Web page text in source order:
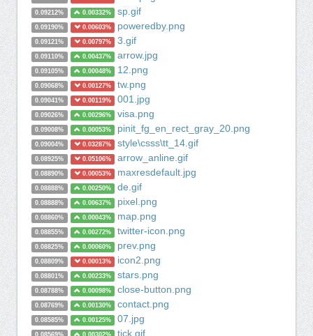
0.09212% 0.00332% sp.gif
0.09190% 0.00603% poweredby.png
0.09121% 0.00797% 3.gif
0.09110% 0.00437% arrow.jpg
0.09105% 0.00048% 12.png
0.09068% 0.00127% tw.png
0.09041% 0.00119% 001.jpg
0.09026% 0.00296% visa.png
0.09008% 0.00053% pinit_fg_en_rect_gray_20.png
0.09004% 0.03287% style\csss\tt_14.gif
0.08925% 0.05106% arrow_anline.gif
0.08890% 0.00053% maxresdefault.jpg
0.08888% 0.00250% de.gif
0.08888% 0.00637% pixel.png
0.08860% 0.00043% map.png
0.08855% 0.00272% twitter-icon.png
0.08825% 0.00060% prev.png
0.08809% 0.00013% icon2.png
0.08801% 0.00233% stars.png
0.08788% 0.00098% close-button.png
0.08769% 0.00130% contact.png
0.08585% 0.00125% 07.jpg
tick.gif